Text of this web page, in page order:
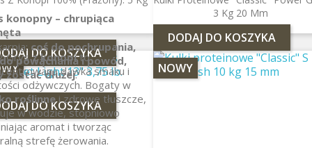
pomysły, aby zapewnić
rzuty i kontrolę skrętu.
DO KOSZYKA
do nęcenia punktowego i
coś do pochrupania,
powąchania i powód,
zostać dłużej.
DO KOSZYKA
konopny – chrupiąca
Grysz konopito
dawka smaku i
odżywczych. Bogaty w
roślinnei zdrowe tłuszcze,
w wodzie, stopniowo
aromat i tworząc
strefę żerowania.
3 Kg 20 Mm
DODAJ DO KOSZYKA
NOWY